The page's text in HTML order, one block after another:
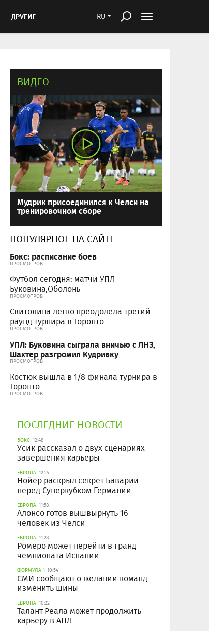
RU
ДРУГИЕ
ВИДЕО
Мудрик присоединился к Челси на
тренировочном сборе
ПОПУЛЯРНОЕ НА САЙТЕ
Бокс: расписание боев
ПРОСМОТРОВ
Футбол сегодня: матчи УПЛ
Буковина,Оболонь
ПРОСМОТРОВ
Свитолина легко преодолела третий
раунд турнира в Торонто
ПРОСМОТРОВ
УПЛ: Буковина сыграла вничью с ЛНЗ,
Шахтер разгромил Кудривку
ПРОСМОТРОВ
Костюк вышла в 1/8 финала турнира в
Торонто
ПРОСМОТРОВ
ПОСЛЕДНИЕ НОВОСТИ
БОКС 12:48
Усик рассказал о двух сценариях
завершения карьеры
ЕВРОПА 12:24
Нойер раскрыл секрет Баварии
перед Суперкубком Германии
ЕВРОПА 11:58
Алонсо готов вышвырнуть 16
человек из Челси
ЕВРОПА 11:28
Ромеро может перейти в гранд
чемпионата Испании
ФОРМУЛА 1 10:54
СМИ сообщают о желании команд
изменить шины
ЕВРОПА 10:22
Талант Реала может продолжить
карьеру в АПЛ